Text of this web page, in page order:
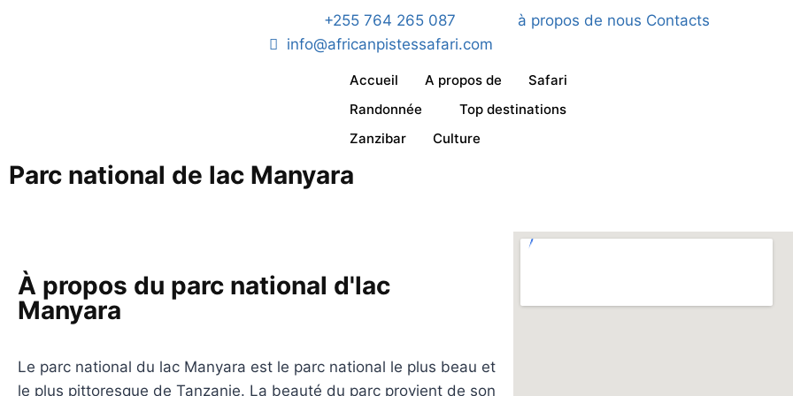
+255 764 265 087
info@africanpistessafari.com
à propos de nous Contacts
Accueil A propos de
Safari
Randonnée
Top destinations
Zanzibar
Culture
Parc national de lac Manyara
À propos du parc national d'lac
Manyara
Le parc national du lac Manyara est le parc national le plus beau et
le plus pittoresque de Tanzanie. La beauté du parc provient de son